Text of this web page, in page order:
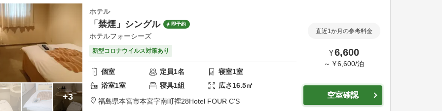
+3
ホテル
「禁煙」シングル 即予約
ホテルフォーシーズ
新型コロナウイルス対策あり
個室 定員1名 寝室1室
浴室1室 寝具1組 広さ16.5㎡
福島県本宮市本宮字南町裡28Hotel FOUR C'S
直近1か月の参考料金
¥6,600
～ ¥6,600/泊
空室確認